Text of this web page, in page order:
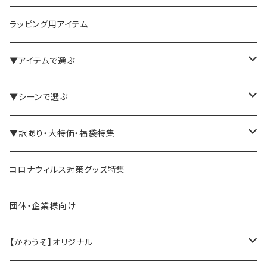
ラッピング用アイテム
▼アイテムで選ぶ
バインダー・メモパッド
手帳・ノート
ペン立て・収納ケース・トレイ
バッグ・かばん
▼シーンで選ぶ
テレワーク・在宅ワーク向け
司会・セミナー講師向け
営業マン向け
事務職の方向け
▼訳あり・大特価・福袋特集
アウトレット商品
福袋・まとめ買い
コロナウィルス対策グッズ特集
団体・企業様向け
【かわうそ】オリジナル